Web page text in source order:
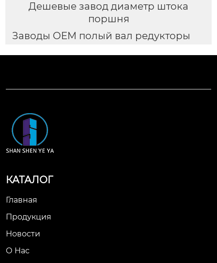
Дешевые завод диаметр штока
поршня
Заводы OEM полый вал редукторы
КАТАЛОГ
Главная
Продукция
Новости
О Нас